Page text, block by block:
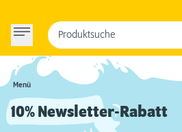
Menü
Produktsuche
10% Newsletter-Rabatt